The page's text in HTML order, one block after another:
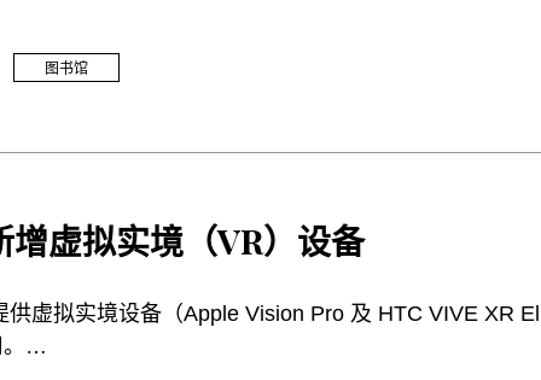
借期为 2 天。读者在借用前须填写一份声明表。详情
图书馆
增虚拟实境（VR）设备
供虚拟实境设备（Apple Vision Pro 及 HTC VIVE XR